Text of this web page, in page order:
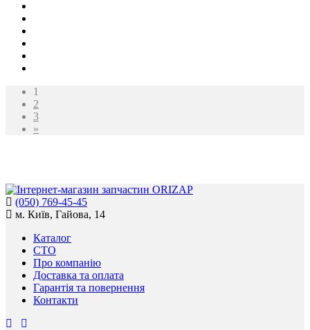
1
2
3
»
(050) 769-45-45
м. Київ, Гайова, 14
Каталог
СТО
Про компанію
Доставка та оплата
Гарантія та повернення
Контакти